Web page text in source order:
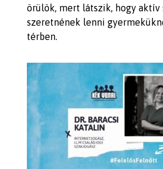
örülök, mert látszik, hogy
szeretnének lenni
térben.